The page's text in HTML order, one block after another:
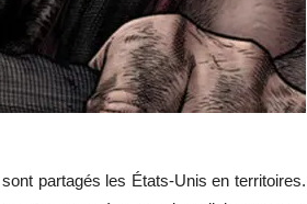
partagés les États-Unis en territoires.